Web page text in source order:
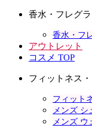
香水・フレグ
香水・フ
アウトレット
コスメ TOP
フィットネス
フィット
メンズ シ
メンズ ウ